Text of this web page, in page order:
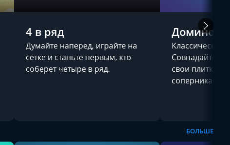
4 в ряд
Думайте наперед, играйте на
сетке и станьте первым, кто
соберет четыре в ряд.
Домино
Классические
Совпадайте
свои плитки и
соперника.
БОЛЬШЕ